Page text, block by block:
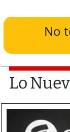
No
Lo